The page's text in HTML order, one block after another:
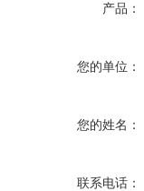
产品：
您的单位：
您的姓名：
联系电话：